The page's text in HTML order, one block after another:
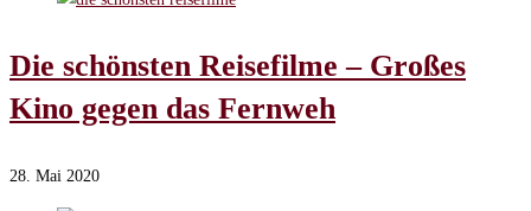
Die schönsten Reisefilme – Großes
Kino gegen das Fernweh
28. Mai 2020